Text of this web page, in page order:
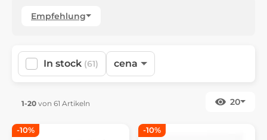
Empfehlung
In stock (61) cena
1-20 von 61 Artikeln 20
-10% -10%